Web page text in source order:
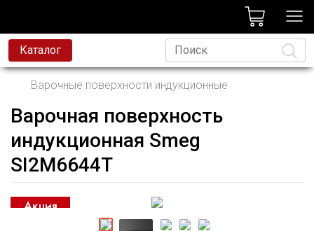
Каталог
Варочные поверхности индукционные
Варочная поверхность
индукционная Smeg
SI2M6644T